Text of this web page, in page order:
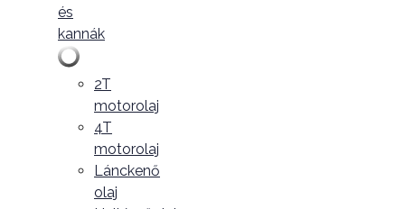
és
kannák
2T
motorolaj
4T
motorolaj
Lánckenő
olaj